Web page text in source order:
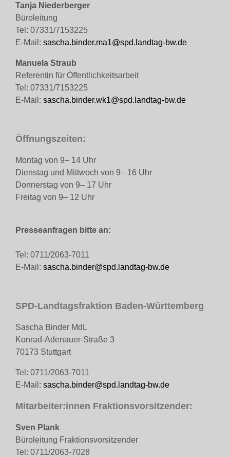
Tanja Niederberger
Büroleitung
Tel: 07331/7153225
E-Mail: sascha.binder.ma1@spd.landtag-bw.de
Manuela Straub
Referentin für Öffentlichkeitsarbeit
Tel: 07331/7153225
E-Mail: sascha.binder.wk1@spd.landtag-bw.de
Öffnungszeiten:
Montag von 9– 14 Uhr
Dienstag und Mittwoch von 9– 16 Uhr
Donnerstag von 9– 17 Uhr
Freitag von 9– 12 Uhr
Presseanfragen bitte an:
Tel: 0711/2063-7011
E-Mail: sascha.binder@spd.landtag-bw.de
SPD-Landtagsfraktion Baden-Württemberg
Sascha Binder MdL
Konrad-Adenauer-Straße 3
70173 Stuttgart
Tel: 0711/2063-7011
E-Mail: sascha.binder@spd.landtag-bw.de
Mitarbeiter:innen Fraktionsvorsitzender:
Sven Plank
Büroleitung Fraktionsvorsitzender
Tel: 0711/2063-7028